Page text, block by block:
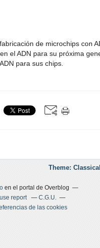
de microchips con
el ADN para su próxima
para sus chips.
Theme:
en el portal de Overblog
report
C.G.U.
de las cookies